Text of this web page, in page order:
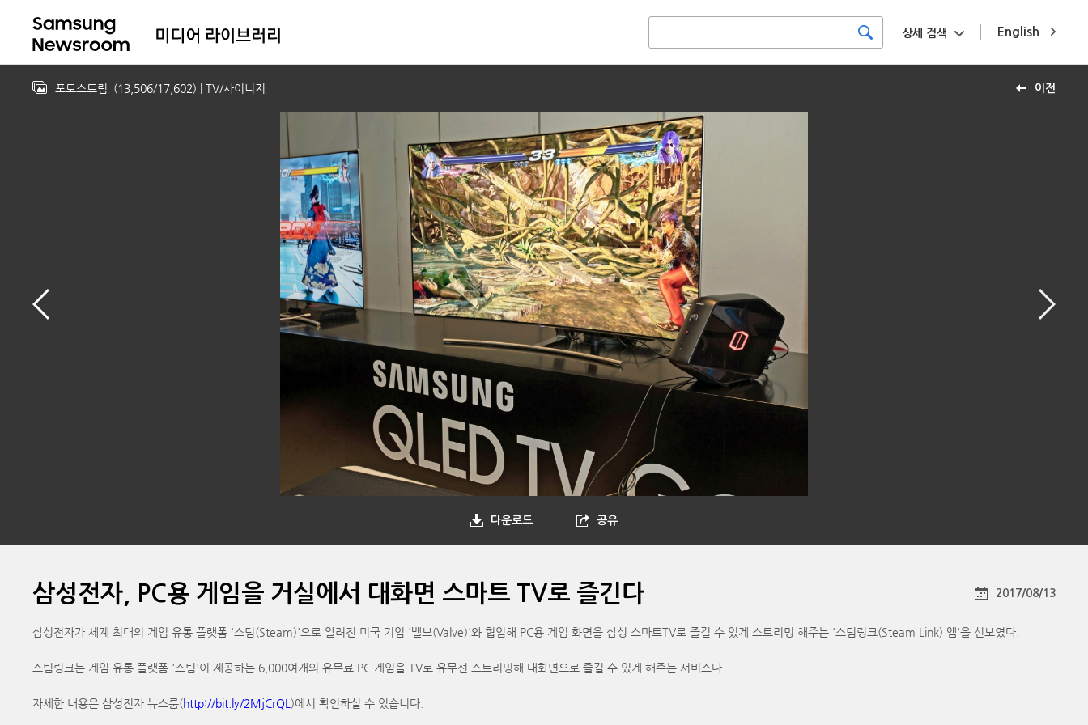
English
상세 검색
이전
포토스트림 (13,506/17,602) | TV/사이니지
다운로드 공유
삼성전자, PC용 게임을 거실에서 대화면 스마트 TV로 즐긴다 2017/08/13
삼성전자가 세계 최대의 게임 유통 플랫폼 '스팀(Steam)'으로 알려진 미국 기업 '밸브(Valve)'와 협업해 PC용 게임 화면을 삼성 스마트TV로 즐길 수 있게 스트리밍 해주는 '스팀링크(Steam Link) 앱'을 선보였다.
스팀링크는 게임 유통 플랫폼 '스팀'이 제공하는 6,000여개의 유무료 PC 게임을 TV로 유무선 스트리밍해 대화면으로 즐길 수 있게 해주는 서비스다.
자세한 내용은 삼성전자 뉴스룸(http://bit.ly/2MjCrQL )에서 확인하실 수 있습니다.